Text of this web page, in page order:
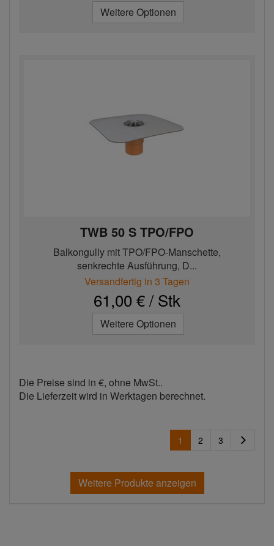
Weitere Optionen
TWB 50 S TPO/FPO
Balkongully mit TPO/FPO-Manschette,
senkrechte Ausführung, D...
Versandfertig in 3 Tagen
61,00 € / Stk
Weitere Optionen
Die Preise sind in €, ohne MwSt..
Die Lieferzeit wird in Werktagen berechnet.
1 2 3
Weitere Produkte anzeigen